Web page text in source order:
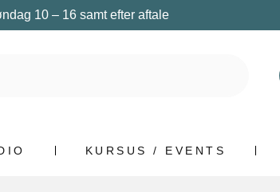
10 – 16 samt efter aftale
KURSUS / EVENTS